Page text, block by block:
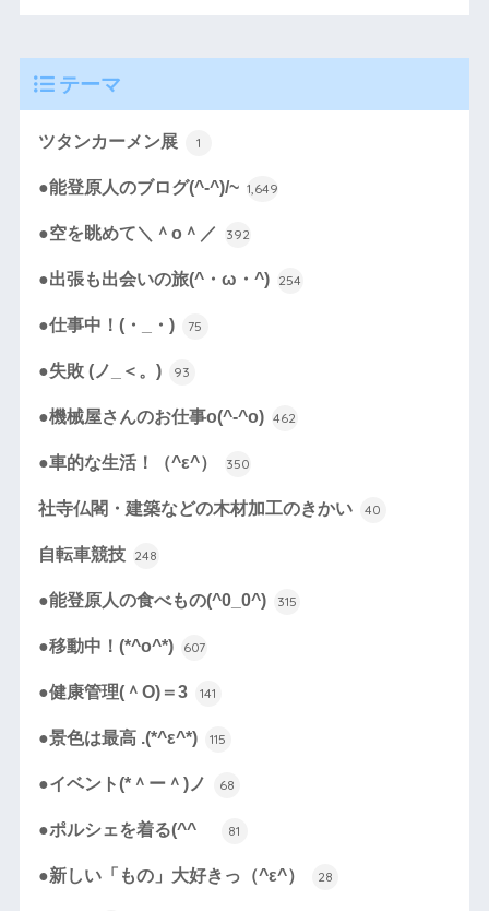
テーマ
ツタンカーメン展 1
●能登原人のブログ(^-^)/~ 1,649
●空を眺めて＼＾o＾／ 392
●出張も出会いの旅(^・ω・^) 254
●仕事中！(・_・) 75
●失敗 (ノ_＜。) 93
●機械屋さんのお仕事o(^-^o) 462
●車的な生活！（^ε^） 350
社寺仏閣・建築などの木材加工のきかい 40
自転車競技 248
●能登原人の食べもの(^0_0^) 315
●移動中！(*^o^*) 607
●健康管理(＾O)＝3 141
●景色は最高 .(*^ε^*) 115
●イベント(*＾ー＾)ノ 68
●ポルシェを着る(^^ゞ 81
●新しい「もの」大好きっ（^ε^） 28